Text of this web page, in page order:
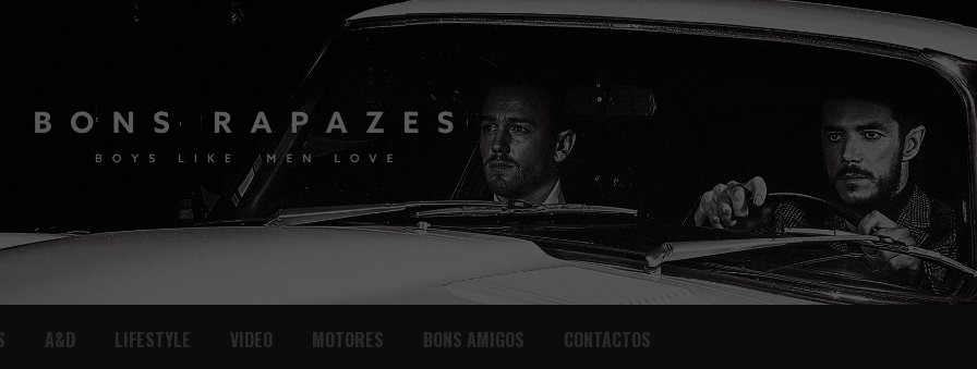
A&D LIFESTYLE VIDEO MOTORES BONS AMIGOS CONTACTOS